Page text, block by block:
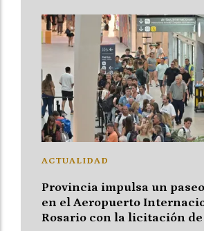
Provincia impulsa un
en el Aeropuerto
Rosario con la licitación de
ACTUALIDAD